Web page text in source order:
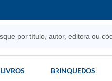
LIVROS BRINQUEDOS